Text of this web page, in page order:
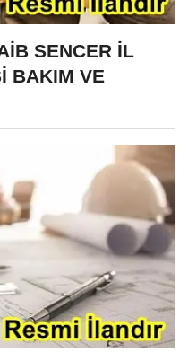
SENCER İL
BAKIM VE